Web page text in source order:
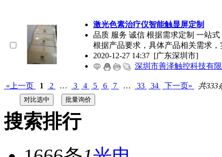
激光色素治疗仪智能触显屏定制
品质 服务 诚信 根据需求定制 一站
根据产品要求，具体产品相关需求，
2020-12-27 14:37 [广东深圳市]
深圳市善泽触控科技有
«上一页 1 2 … 3 4 5 6 7 … 33 34 下一页» 共333
搜索排行